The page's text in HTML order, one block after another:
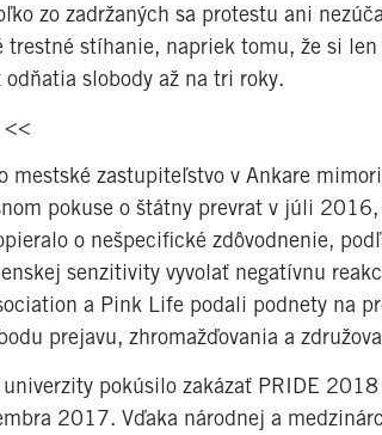
zo zadržaných sa protestu ani
trestné stíhanie, napriek tomu, že si
slobody až na tri roky.
<<
zastupiteľstvo v Ankare
pokuse o štátny prevrat v júli
o nešpecifické zdôvodnenie,
senzitivity vyvolať negatívnu
a Pink Life podali podnety na
prejavu, zhromažďovania a
pokúsilo zakázať PRIDE
2017. Vďaka národnej a